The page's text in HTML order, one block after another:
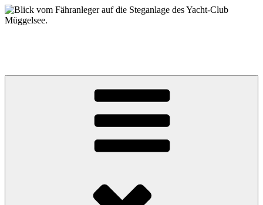
Zum
Inhalt